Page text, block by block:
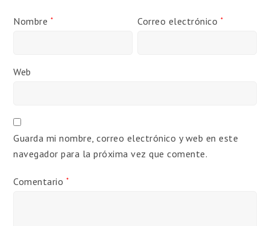
Nombre * Correo electrónico *
Web
Guarda mi nombre, correo electrónico y web en este
navegador para la próxima vez que comente.
Comentario *